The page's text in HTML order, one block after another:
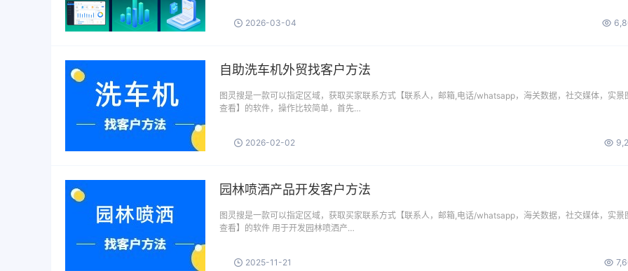
2026-03-04
自助洗车机外贸找客户方法
图灵搜是一款可以指定区域，获取买家联系方式【联系人，邮箱,电话/whatsapp，海关数据，社交媒体，实景
查看】的软件，操作比较简单，首先…
2026-02-02
园林喷洒产品开发客户方法
图灵搜是一款可以指定区域，获取买家联系方式【联系人，邮箱,电话/whatsapp，海关数据，社交媒体，实景
查看】的软件 用于开发园林喷洒产…
2025-11-21